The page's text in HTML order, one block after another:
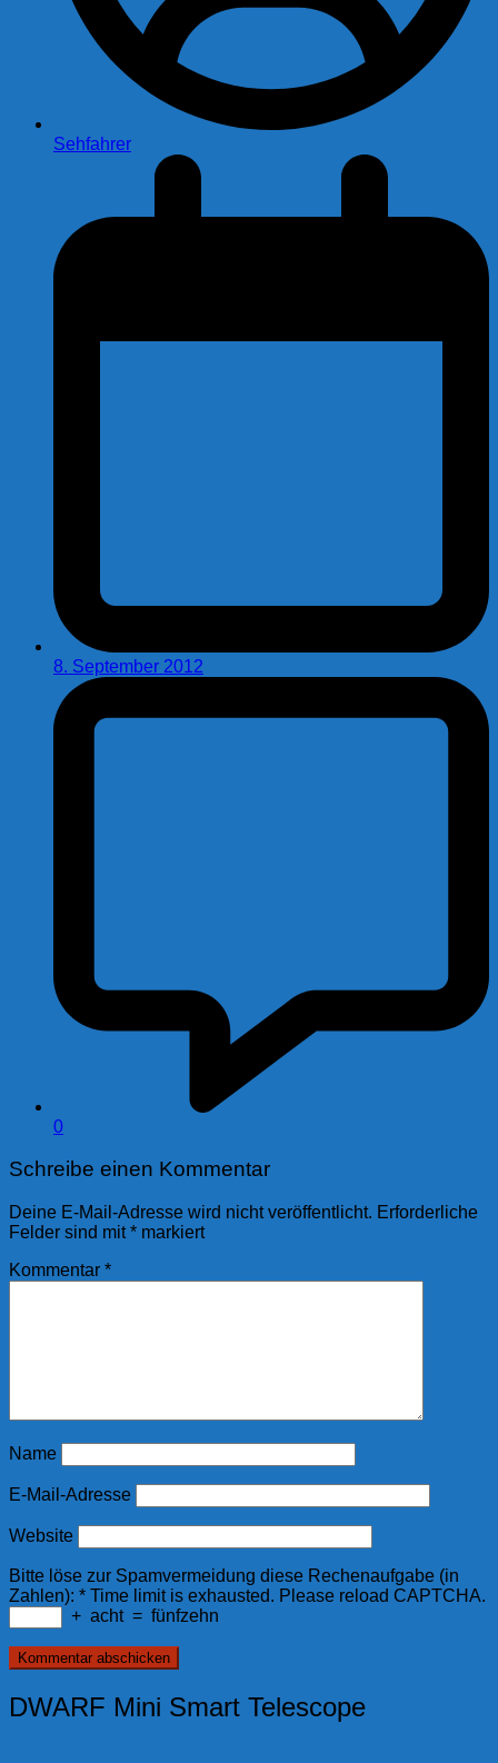
Sehfahrer
8. September 2012
0
Schreibe einen Kommentar
Deine E-Mail-Adresse wird nicht veröffentlicht. Erforderliche
Felder sind mit* markiert
Kommentar *
Name
E-Mail-Adresse
Website
Bitte löse zur Spamvermeidung diese Rechenaufgabe (in
Zahlen): * Time limit is exhausted. Please reload CAPTCHA.
+ acht = fünfzehn
DWARF Mini Smart Telescope